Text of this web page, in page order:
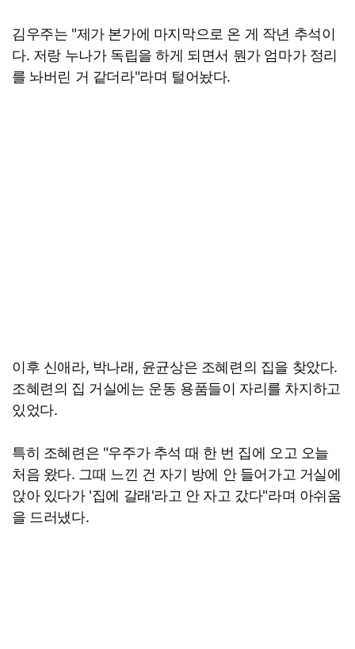
김우주는 "제가 본가에 마지막으로 온 게 작년 추석이
다. 저랑 누나가 독립을 하게 되면서 뭔가 엄마가 정리
를 놔버린 거 같더라"라며 털어놨다.
이후 신애라, 박나래, 윤균상은 조혜련의 집을 찾았다.
조혜련의 집 거실에는 운동 용품들이 자리를 차지하고
있었다.
특히 조혜련은 "우주가 추석 때 한 번 집에 오고 오늘
처음 왔다. 그때 느낀 건 자기 방에 안 들어가고 거실에
앉아 있다가 '집에 갈래'라고 안 자고 갔다"라며 아쉬움
을 드러냈다.